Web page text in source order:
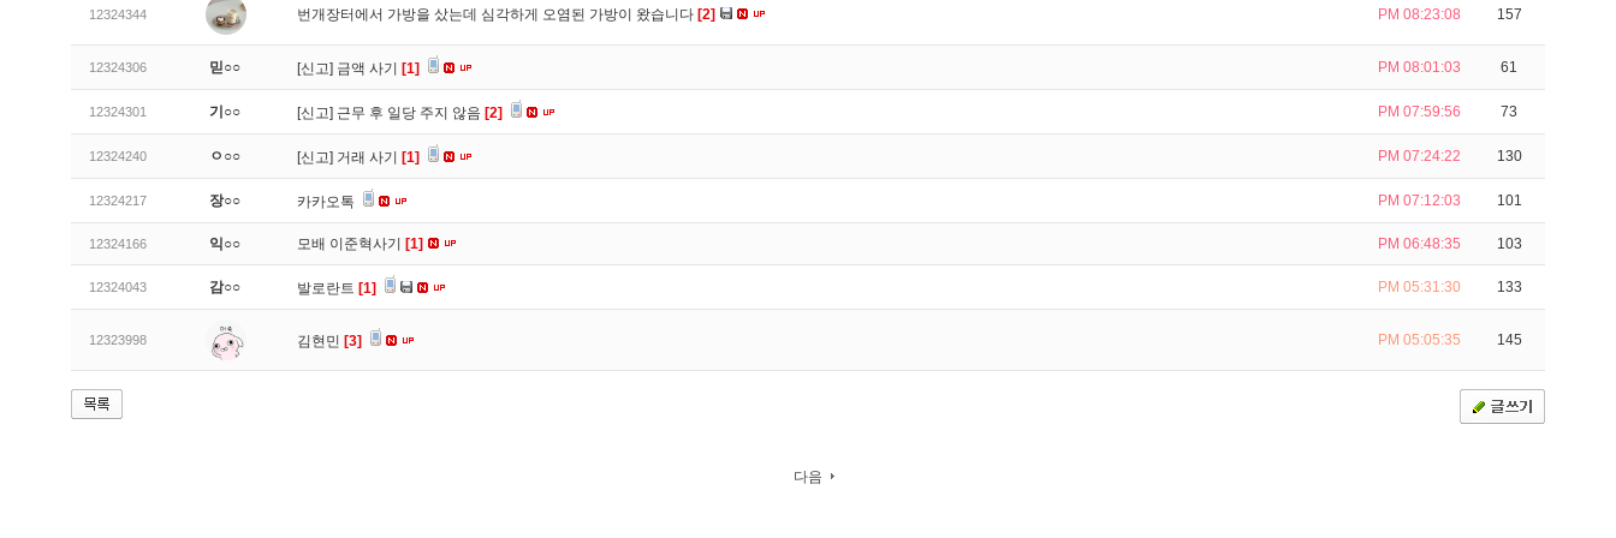
12324344 번개장터에서 가방을 샀는데 심각하게 오염된 가방이 왔습니다 [2] PM 08:23:08 157
12324306 믿○○ [신고] 금액 사기 [1] PM 08:01:03 61
12324301 기○○ [신고] 근무 후 일당 주지 않음 [2] PM 07:59:56 73
12324240 ㅇ○○ [신고] 거래 사기 [1] PM 07:24:22 130
12324217 장○○ 카카오톡 PM 07:12:03 101
12324166 익○○ 모배 이준혁사기 [1] PM 06:48:35 103
12324043 감○○ 발로란트 [1] PM 05:31:30 133
12323998 김현민 [3] PM 05:05:35 145
다음